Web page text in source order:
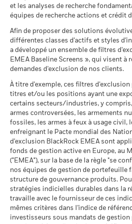
Rendement total (%)
End of interactive chart.
2016 2017 2018
Rendement
USD
Indice de
référence
(%) USD
Les performances passées ne
performances futures et ne doivent
pris en considération lors du choix
de performance sont basées sur la
de l’ETF, qui peut être différente du
Des actionnaires individuels
rendements différents de la
Symbole Bloomberg
Slovaquie
Suède
BlackRock a pour politique de
relatives aux performances tous les
d'un mois. Concrètement, cela
entre le 01/01/2019 et le 31/12/
publiques à compter du 01/02/
Le pourcentage de prêt maximum
la baisse au fil du temps.
L’activité de prêt de titres comporte
l'emprunteur fait défaut avant que
restitués et si, en raison des
des garanties détenues a baissé et/
prêtés a augmenté.
Défavorable
Ce que vous
Rendement
Intermédiaire
Ce que vous
Rendement
Favorable
Ce que vous
Rendement
Le scénario de tension montre ce
dans des situations de marché
ci-dessous.
Notation des fonds ESG MSCI
au 17/juil./2026
Pointage de qualité ESG
MSCI (0-10)
au 17/juil./2026
Classification mondiale des
fonds selon Lipper
au 17/juil./2026
Moyenne pondérée de
l'intensité carbone MSCI
(tonnes de CO2e/M$ de
ventes)
au 17/juil./2026
MSCI Implied Temperature
Rise (0-3,0+ °C)
% des avoirs à l'égard
au 07/août/2026
MSCI - Tabac
au 07/août/2026
MSCI - Contrevenants au
Pacte mondial des Nations
Unies
au 07/août/2026
MSCI - Charbon thermique
au 07/août/2026
MSCI - Sables bitumineux
au 07/août/2026
Données sur la
participation aux secteurs
d'activité
au 07/août/2026
Pourcentage des avoirs du
fonds à l'égard desquels
des données ne sont pas
Sustainability related
(fr)
iShares IV plc -
Belgium^France)
iShares IV plc -
iShares IV plc -
iShares IV plc -
Supplement (English -
et les analyses de recherche
équipes de recherche actions et crédit
Afin de proposer des solutions
différentes classes d'actifs et styles
a développé un ensemble de filtres
EMEA Baseline Screens », qui visent à
demandes d'exclusion de nos clients.
À titre d'exemple, ces filtres
titres et/ou les positions ayant une
certains secteurs/industries, y
armes controversées, les armements
fossiles, les armes à feux à usage civil,
enfreignant le Pacte mondial des
d'exclusion BlackRock EMEA sont
fonds de gestion active en Europe, au
("EMEA"), sur la base de la règle "se
nos équipes de gestion de portefeuille
structure de gouvernance produits.
stratégies indicielles durables dans la
travaille avec le fournisseur de ces
mêmes critères dans l'indice de
investisseurs sous mandats de gestion